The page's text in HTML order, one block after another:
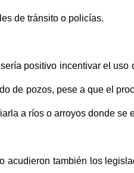
de tránsito o policías.
positivo incentivar el
de pozos, pese a que el
a ríos o arroyos donde se
acudieron también los